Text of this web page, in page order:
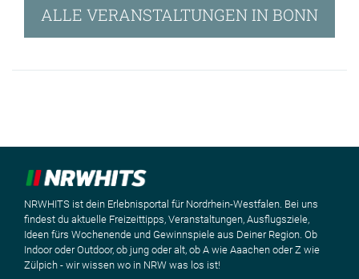
ALLE VERANSTALTUNGEN IN BONN
NRWHITS ist dein Erlebnisportal für Nordrhein-Westfalen. Bei uns
findest du aktuelle Freizeittipps, Veranstaltungen, Ausflugsziele,
Ideen fürs Wochenende und Gewinnspiele aus Deiner Region. Ob
Indoor oder Outdoor, ob jung oder alt, ob A wie Aaachen oder Z wie
Zülpich - wir wissen wo in NRW was los ist!